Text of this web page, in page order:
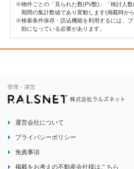
※物件ごとの「見られた数(PV数)」「検討人
期間の集計数値であり変動します(掲載時か
※検索条件保存・読込機能を利用するには、
効になっている必要があります。
運営会社について
プライバシーポリシー
免責事項
掲載をお考えの不動産会社様はこちら